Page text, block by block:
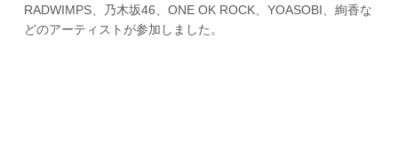
RADWIMPS、乃木坂46、ONE OK ROCK、YOASOBI、絢香な
どのアーティストが参加しました。